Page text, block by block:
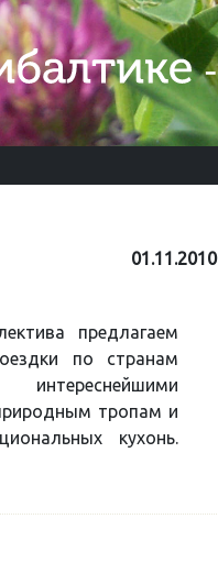
01.11.2010
предлагаем
по странам
тропам и
кухонь.